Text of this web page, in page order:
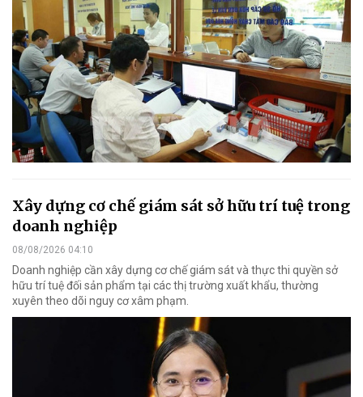
Xây dựng cơ chế giám sát sở hữu trí tuệ trong
doanh nghiệp
08/08/2026 04:10
Doanh nghiệp cần xây dựng cơ chế giám sát và thực thi quyền sở
hữu trí tuệ đối sản phẩm tại các thị trường xuất khẩu, thường
xuyên theo dõi nguy cơ xâm phạm.